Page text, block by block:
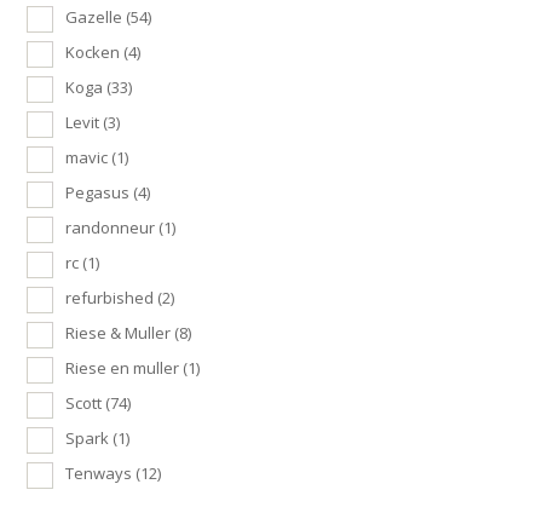
Gazelle (54)
Kocken (4)
Koga (33)
Levit (3)
mavic (1)
Pegasus (4)
randonneur (1)
rc (1)
refurbished (2)
Riese & Muller (8)
Riese en muller (1)
Scott (74)
Spark (1)
Tenways (12)